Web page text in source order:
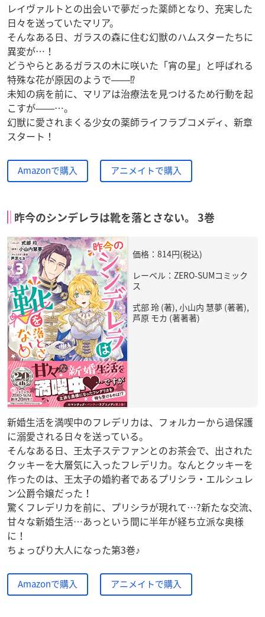
レイヴァルトとの出会いで夢だった薬師となり、充実した
日々を送っていたマリア。
そんなある日、ガラスの森に住む幻獣のハムスターたちに
異変が…！
どうやらとあるガラスの木に咲いた「宵の星」と呼ばれる
特殊な花が原因のようで――⁉
未知の病を前に、マリアは治療法を見つけるため行動を起
こすが――…。
幻獣に愛されまくる少女の薬師ライフラブコメディ、新章
スタート！
Amazonで購入 アニメイトで購入
昨今のシンデレラは靴を落とさない。 3巻
価格：814円(税込)
レーベル：ZERO-SUMコミック
ス
式部 玲 (著), 小山内 慧夢 (著著),
芦原 モカ (著著著)
新婚生活を満喫中のフレデリカは、フォルカーから過保護
に溺愛される日々を送っている。
そんなある日、王太子ステファンとのお茶会で、出された
クッキーを大層気に入ったフレデリカ。なんとクッキーを
作ったのは、王太子の婚約者であるプリシラ・エルシュレ
ン公爵令嬢だった！
驚くフレデリカを前に、プリシラが現れて…?新たな交流、
甘々な新婚生活…あっという間に半年が経ち立派な奥様
に！
ちょっぴり大人になった第3巻♪
Amazonで購入 アニメイトで購入